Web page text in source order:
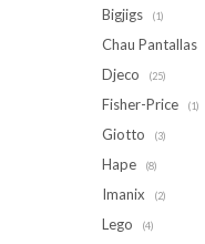
Bigjigs (1)
Chau Pantallas
Djeco (25)
Fisher-Price (1)
Giotto (3)
Hape (8)
Imanix (2)
Lego (4)